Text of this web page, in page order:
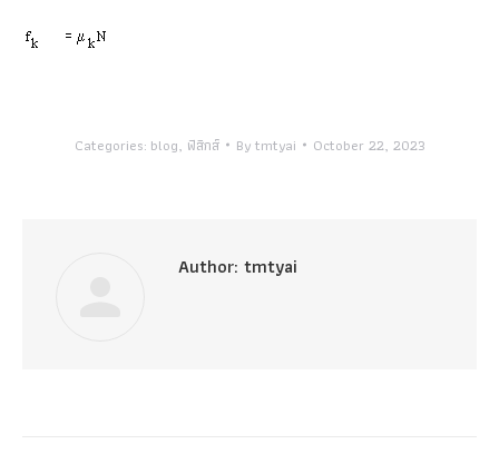
Categories: blog, ฟิสิกส์ Bytmtyai October 22, 2023
Author: tmtyai